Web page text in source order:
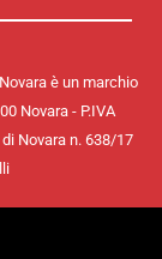
è un marchio
Novara - P.IVA
Novara n. 638/17